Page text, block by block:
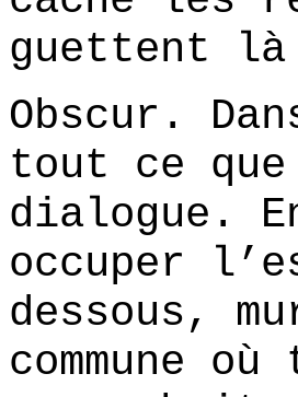
guettent là
Obscur.
tout ce
dialogue.
occuper
dessous,
commune